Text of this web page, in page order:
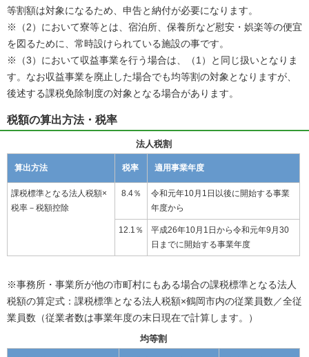
等割額は対象になるため、申告と納付が必要になります。
※（2）において寮等とは、宿泊所、保養所など慰安・娯楽等の便宜
を図るために、常時設けられている施設の事です。
※（3）において収益事業を行う場合は、（1）と同じ扱いとなりま
す。なお収益事業を廃止した場合でも均等割の対象となりますが、
後述する課税免除制度の対象となる場合があります。
税額の算出方法・税率
法人税割
算出方法 税率 適用事業年度
課税標準となる法人税額×
税率－税額控除
8.4％
令和元年10月1日以後に開始する事業
年度から
12.1％
平成26年10月1日から令和元年9月30
日までに開始する事業年度
※事務所・事業所が他の市町村にもある場合の課税標準となる法人
税額の算定式：課税標準となる法人税額×鶴岡市内の従業員数／全従
業員数（従業者数は事業年度の末日現在で計算します。）
均等割